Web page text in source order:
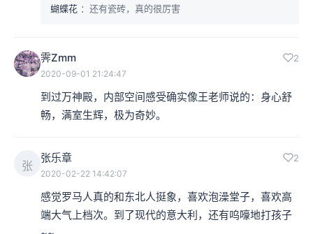
本集编辑：hyl、excting
蝴蝶花 ：还有瓷砖，真的很厉害
霁Zmm 2
2020-09-01 21:24:47
到过万神殿，内部空间感受确实像王老师说的：身心舒
畅，满室生辉，极为奇妙。
张
张乐章 2
2020-02-22 14:42:07
感觉罗马人真的和东北人挺象，喜欢泡澡堂子，喜欢高
端大气上档次。到了现代的意大利，还有呜嚎地打孩子